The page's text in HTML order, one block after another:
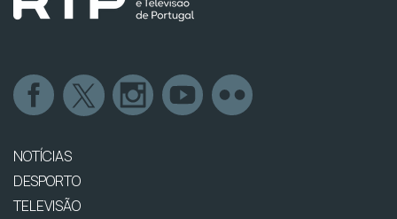
NOTÍCIAS
DESPORTO
TELEVISÃO